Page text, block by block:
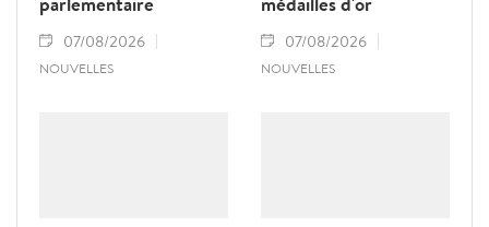
07/08/2026
NOUVELLES
07/08/2026
NOUVELLES